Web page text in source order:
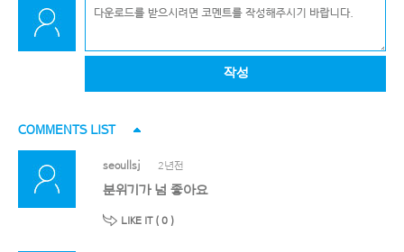
작성
COMMENTS LIST
seoullsj 2년전
분위기가 넘 좋아요
LIKE IT ( 0 )